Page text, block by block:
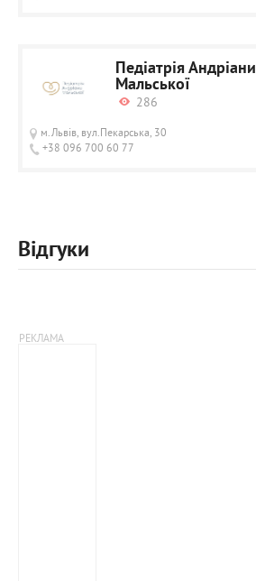
Педіатрія Андріани
Мальської
286
м.Львів, вул.Пекарська, 30
+38 096 700 60 77
Відгуки